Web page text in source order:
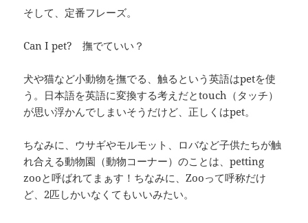
そして、定番フレーズ。
Can I pet? 撫でていい？
犬や猫など小動物を撫でる、触るという英語はpetを使
う。日本語を英語に変換する考えだとtouch（タッチ）
が思い浮かんでしまいそうだけど、正しくはpet。
ちなみに、ウサギやモルモット、ロバなど子供たちが触
れ合える動物園（動物コーナー）のことは、petting
zooと呼ばれてまぁす！ちなみに、Zooって呼称だけ
ど、2匹しかいなくてもいいみたい。